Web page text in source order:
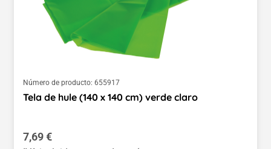
Número de producto: 655917
Tela de hule (140 x 140 cm) verde claro
Precio normal:
7,69 €